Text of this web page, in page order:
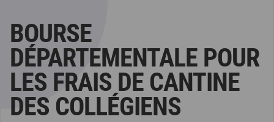
BOURSE
DÉPARTEMENTALE POUR
LES FRAIS DE CANTINE
DES COLLÉGIENS